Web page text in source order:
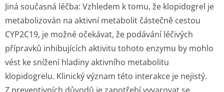
Jiná současná léčba: Vzhledem k tomu, že klopidogrel je
metabolizován na aktivní metabolit částečně cestou
CYP2C19, je možné očekávat, že podávání léčivých
přípravků inhibujících aktivitu tohoto enzymu by mohlo
vést ke snížení hladiny aktivního metabolitu
klopidogrelu. Klinický význam této interakce je nejistý.